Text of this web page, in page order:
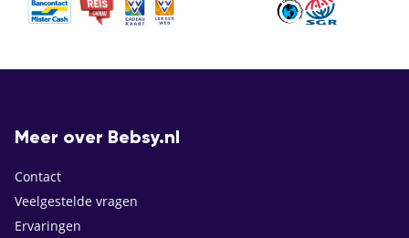
Meer over Bebsy.nl
Contact
Veelgestelde vragen
Ervaringen